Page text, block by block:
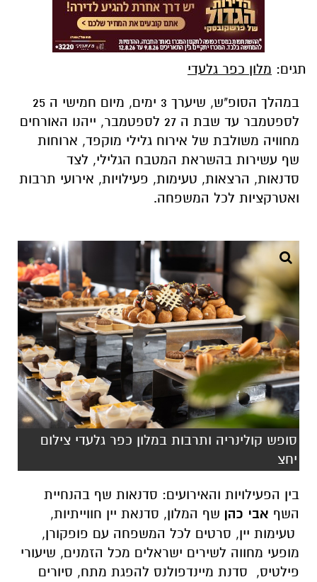
תגים: מלון כפר גלעדי
במהלך הסופ"ש, שיערך 3 ימים, מיום חמישי ה 25
לספטמבר עד שבת ה 27 לספטמבר, ייהנו האורחים
מחוויה משולבת של אירוח גלילי מוקפד, ארוחות
שף עשירות בהשראת המטבח הגלילי, לצד
סדנאות, הרצאות, טעימות, פעילויות, אירועי תרבות
ואטרקציות לכל המשפחה.
סופש קולינריה ותרבות במלון כפר גלעדי צילום
יחצ
בין הפעילויות והאירועים: סדנאות שף בהנחיית
השף אבי כהן שף המלון, סדנאת יין חווייתיות,
טעימות יין, סרטים לכל המשפחה עם פופקורן,
מופעי מחווה לשירים ישראלים מכל הזמנים, שיעורי
פילטיס, סדנת מיינדפולנס להפגת מתח, סיורים